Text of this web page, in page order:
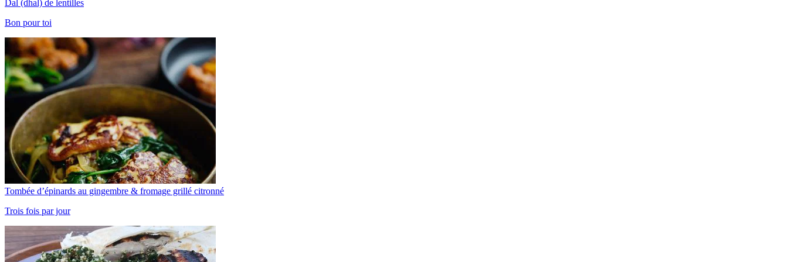
Dal (dhal) de lentilles
Bon pour toi
Tombée d’épinards au gingembre & fromage grillé citronné
Trois fois par jour